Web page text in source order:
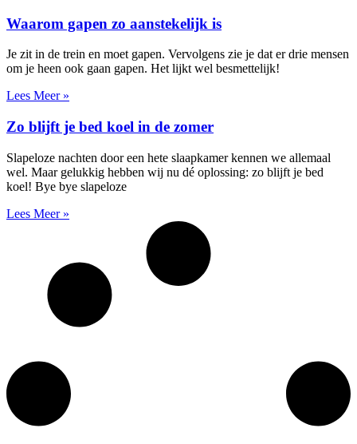
Waarom gapen zo aanstekelijk is
Je zit in de trein en moet gapen. Vervolgens zie je dat er drie mensen
om je heen ook gaan gapen. Het lijkt wel besmettelijk!
Lees Meer »
Zo blijft je bed koel in de zomer
Slapeloze nachten door een hete slaapkamer kennen we allemaal
wel. Maar gelukkig hebben wij nu dé oplossing: zo blijft je bed
koel! Bye bye slapeloze
Lees Meer »